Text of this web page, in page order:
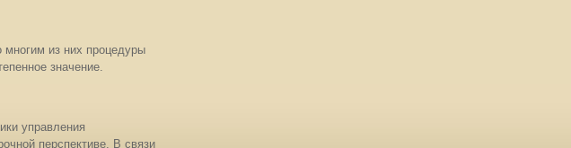
многим из них процедуры
значение.
управления
перспективе. В связи